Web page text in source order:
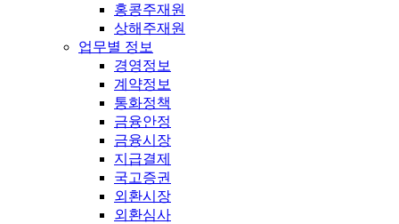
홍콩주재원
상해주재원
업무별 정보
경영정보
계약정보
통화정책
금융안정
금융시장
지급결제
국고증권
외환시장
외환심사